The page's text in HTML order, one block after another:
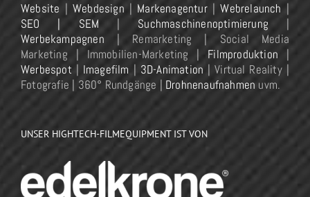
Website | Webdesign | Markenagentur|Webrelaunch |
SEO | SEM | Suchmaschinenoptimierung |
Werbekampagnen | Remarketing | Social Media
Marketing | Immobilien-Marketing | Filmproduktion |
Werbespot | Imagefilm | 3D-Animation | Virtual Reality |
Fotografie | 360° Rundgänge | Drohnenaufnahmen uvm.
UNSER HIGHTECH-FILMEQUIPMENT IST VON